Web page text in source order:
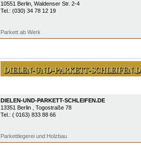
10551 Berlin, Waldenser Str. 2-4
Tel.: (030) 34 78 12 19
Parkett ab Werk
DIELEN-UND-PARKETT-SCHLEIFEN.DE
13351 Berlin
, Togostraße 78
Tel.: ( 0163) 833 88 66
Parkettlegerei und Holzbau